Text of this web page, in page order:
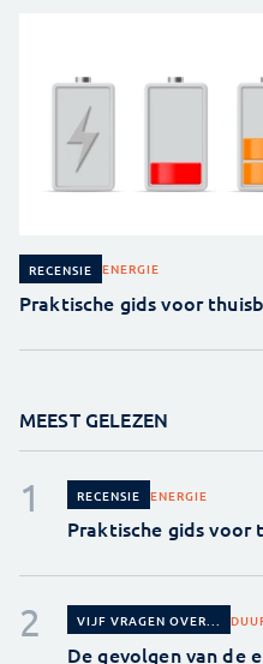
RECENSIE ENERGIE
Praktische gids voor
MEEST GELEZEN
RECENSIE ENERGIE
Praktische gids voor
VIJF VRAGEN OVER...
De gevolgen van de